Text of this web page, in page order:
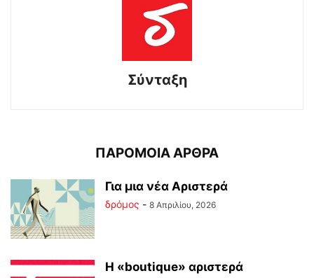
Σύνταξη
ΠΑΡΟΜΟΙΑ ΑΡΘΡΑ
Για μια νέα Αριστερά
δρόμος - 8 Απριλίου, 2026
Η «boutique» αριστερά